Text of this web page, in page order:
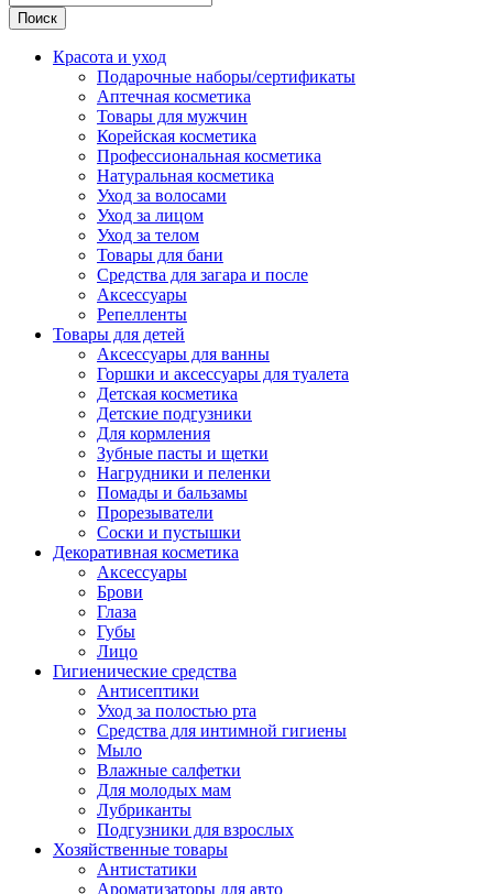
Поиск
Красота и уход
Подарочные наборы/сертификаты
Аптечная косметика
Товары для мужчин
Корейская косметика
Профессиональная косметика
Натуральная косметика
Уход за волосами
Уход за лицом
Уход за телом
Товары для бани
Средства для загара и после
Аксессуары
Репелленты
Товары для детей
Аксессуары для ванны
Горшки и аксессуары для туалета
Детская косметика
Детские подгузники
Для кормления
Зубные пасты и щетки
Нагрудники и пеленки
Помады и бальзамы
Прорезыватели
Соски и пустышки
Декоративная косметика
Аксессуары
Брови
Глаза
Губы
Лицо
Гигиенические средства
Антисептики
Уход за полостью рта
Средства для интимной гигиены
Мыло
Влажные салфетки
Для молодых мам
Лубриканты
Подгузники для взрослых
Хозяйственные товары
Антистатики
Ароматизаторы для авто